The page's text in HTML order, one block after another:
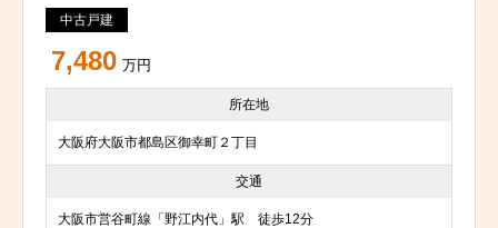
中古戸建
7,480 万円
所在地
大阪府大阪市都島区御幸町２丁目
交通
大阪市営谷町線「野江内代」駅 徒歩12分